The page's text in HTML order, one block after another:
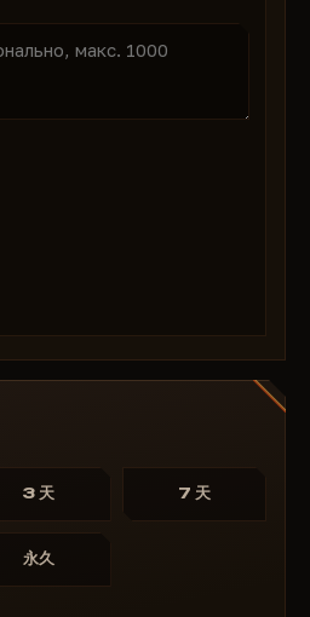
所有积极支持产品的标准政策。
弊器能提供绝对保障。被动响应
更新纳入常规流程的解决方案之
账户。
戏，无论作弊器质量如何都会增
包含推荐设置范围及新用户常见
容基于我们数月的测试数据汇总
防止加载器界面被 OBS、
内置录制工具捕获。
面，无任何外来元素。而玩家
无任何功能限制。
戏以窗口化或无边框模式运
术特性，独占全屏模式不受支
模式早已成为大多数 PUBG 玩
3 天 7 天
永久